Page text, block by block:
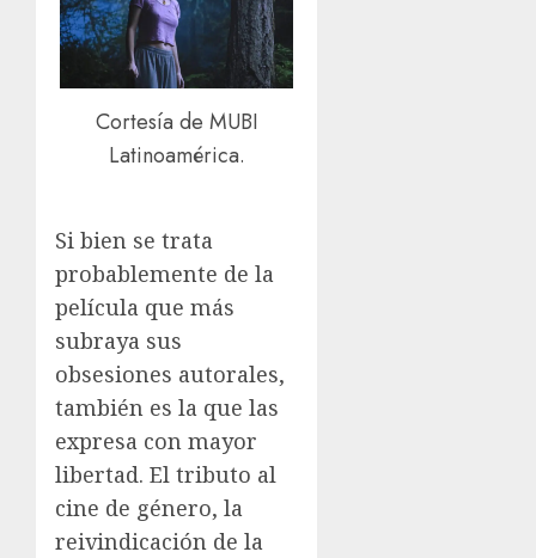
Cortesía de MUBI
Latinoamérica.
Si bien se trata
probablemente de la
película que más
subraya sus
obsesiones autorales,
también es la que las
expresa con mayor
libertad. El tributo al
cine de género, la
reivindicación de la